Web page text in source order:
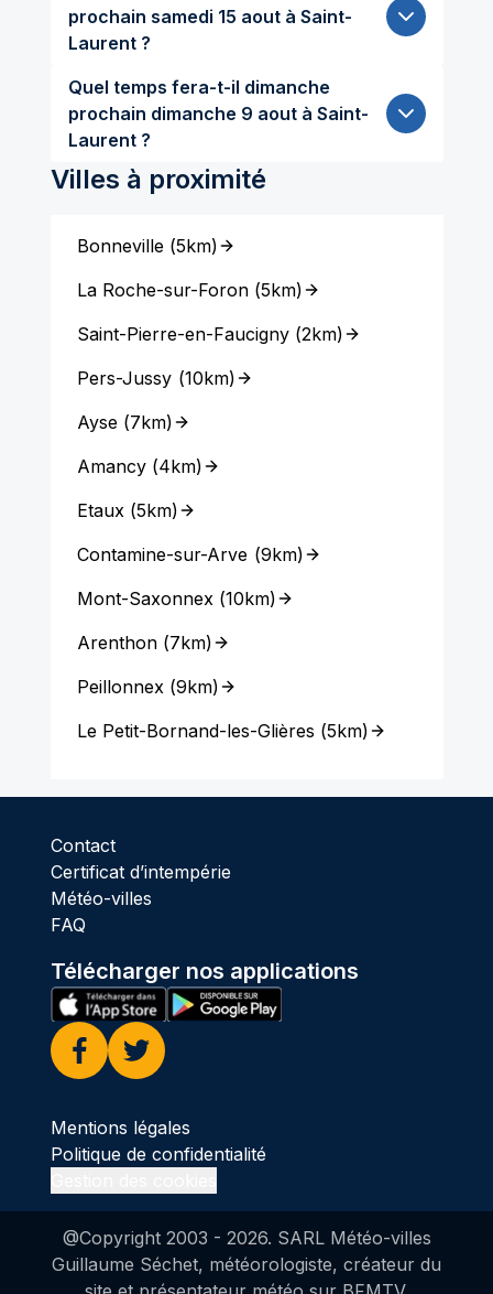
prochain samedi 15 aout à Saint-
Laurent ?
Quel temps fera-t-il dimanche
prochain dimanche 9 aout à Saint-
Laurent ?
Villes à proximité
Bonneville(5km)
La Roche-sur-Foron(5km)
Saint-Pierre-en-Faucigny(2km)
Pers-Jussy (10km)
Ayse(7km)
Amancy(4km)
Etaux(5km)
Contamine-sur-Arve (9km)
Mont-Saxonnex(10km)
Arenthon(7km)
Peillonnex(9km)
Le Petit-Bornand-les-Glières (5km)
Contact
Certificat d’intempérie
Météo-villes
FAQ
Télécharger nos applications
Facebook
Twitter
Mentions légales
Politique de confidentialité
@Copyright 2003 - 2026. SARL Météo-villes
Guillaume Séchet, météorologiste, créateur du